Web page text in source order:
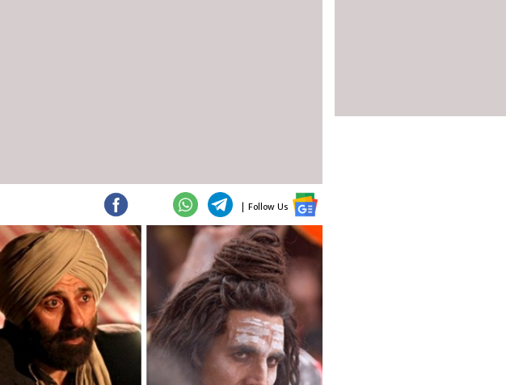
| Follow Us